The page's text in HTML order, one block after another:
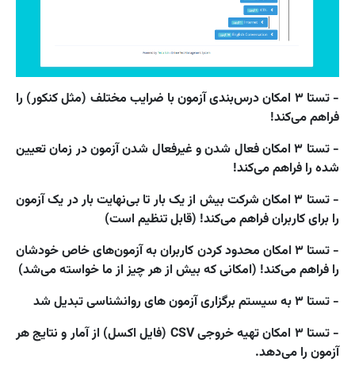
- تستا ۳ امکان درس‌بندی آزمون با ضرایب مختلف (مثل کنکور) را
فراهم می‌کند!
- تستا ۳ امکان فعال شدن و غیرفعال شدن آزمون در زمان تعیین
شده را فراهم می‌کند!
- تستا ۳ امکان شرکت بیش از یک بار تا بی‌نهایت بار در یک آزمون
را برای کاربران فراهم می‌کند! (قابل تنظیم است)
- تستا ۳ امکان محدود کردن کاربران به آزمون‌های خاص خودشان
را فراهم می‌کند! (امکانی که بیش از هر چیز از ما خواسته می‌شد)
- تستا ۳ به سیستم برگزاری آزمون های روانشناسی تبدیل شد
- تستا ۳ امکان تهیه خروجی CSV (فایل اکسل) از آمار و نتایج هر
آزمون را می‌دهد.